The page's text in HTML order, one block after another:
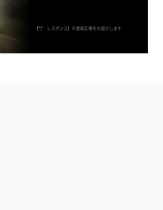
【ザ・レスポンス】の最新記事をお届けします